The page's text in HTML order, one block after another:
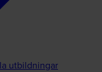
utbildningar